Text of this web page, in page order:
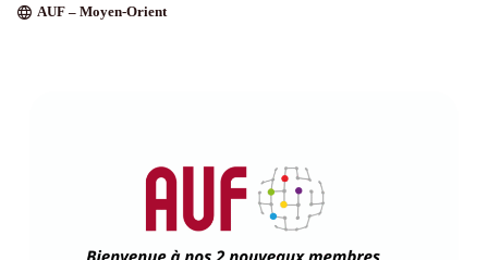
AUF – Moyen-Orient